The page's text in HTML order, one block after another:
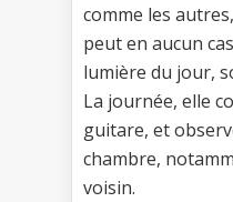
comme les
peut en aucun
lumière du jour,
La journée, elle
guitare, et
chambre,
voisin.